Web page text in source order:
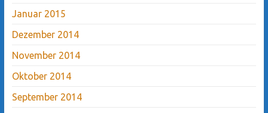
Januar 2015
Dezember 2014
November 2014
Oktober 2014
September 2014